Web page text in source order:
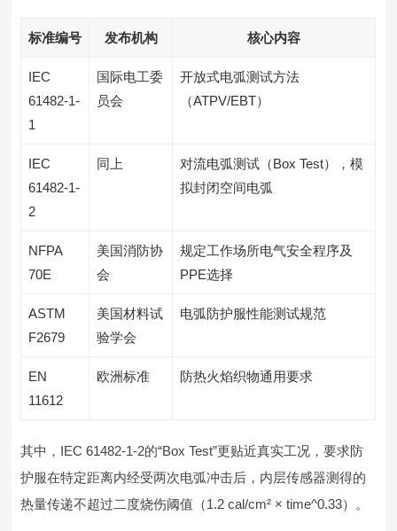
标准编号 发布机构 核心内容
IEC
61482-1-
1
国际电工委
员会
开放式电弧测试方法
（ATPV/EBT）
IEC
61482-1-
2
同上
对流电弧测试（Box Test），模
拟封闭空间电弧
NFPA
70E
美国消防协
会
规定工作场所电气安全程序及
PPE选择
ASTM
F2679
美国材料试
验学会
电弧防护服性能测试规范
EN
11612
欧洲标准 防热火焰织物通用要求
其中，IEC 61482-1-2的“Box Test”更贴近真实工况，要求防
护服在特定距离内经受两次电弧冲击后，内层传感器测得的
热量传递不超过二度烧伤阈值（1.2 cal/cm² × time^0.33）。